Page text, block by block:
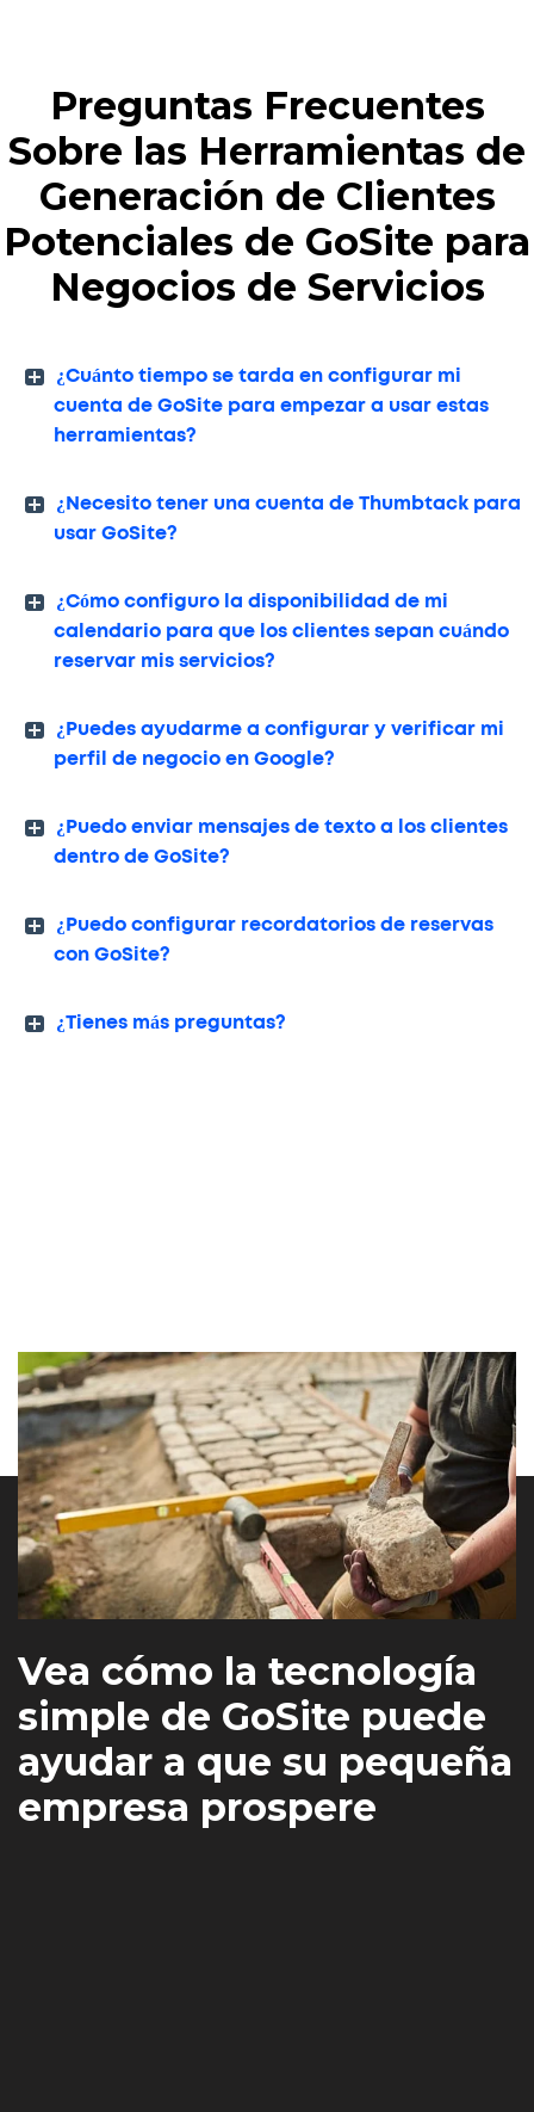
Preguntas Frecuentes
Sobre las Herramientas de
Generación de Clientes
Potenciales de GoSite para
Negocios de Servicios
¿Cuánto tiempo se tarda en configurar mi
cuenta de GoSite para empezar a usar estas
herramientas?
¿Necesito tener una cuenta de Thumbtack para
usar GoSite?
¿Cómo configuro la disponibilidad de mi
calendario para que los clientes sepan cuándo
reservar mis servicios?
¿Puedes ayudarme a configurar y verificar mi
perfil de negocio en Google?
¿Puedo enviar mensajes de texto a los clientes
dentro de GoSite?
¿Puedo configurar recordatorios de reservas
con GoSite?
¿Tienes más preguntas?
Vea cómo la tecnología
simple de GoSite puede
ayudar a que su pequeña
empresa prospere